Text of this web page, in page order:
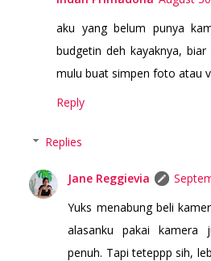
aku yang belum punya
budgetin deh kayaknya,
mulu buat simpen foto atau
Reply
Replies
Jane Reggievia
Yuks menabung beli
alasanku pakai kamera
penuh. Tapi teteppp sih,